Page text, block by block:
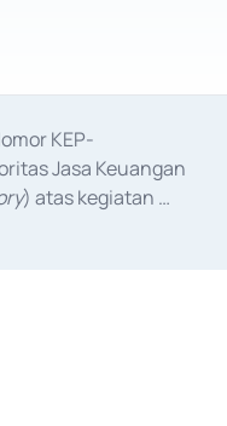
KEP-
Jasa Keuangan
) atas kegiatan